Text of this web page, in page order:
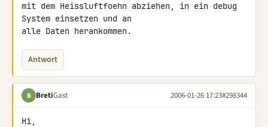
mit dem Heissluftfoehn abziehen, in ein debug
System einsetzen und an
alle Daten herankommen.
Antwort
B BretiGast 2006-01-26 17:23#298344
Hi,